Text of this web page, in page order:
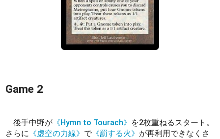
Game 2
後手中野が 《Hymn to Tourach》 を2枚重ねるスタート。
さらに 《虚空の力線》 で 《罰する火》 が再利用できなくさ